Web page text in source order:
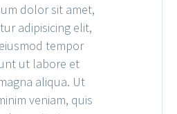
dolor sit amet,
adipisicing elit,
tempor
ut labore et
aliqua. Ut
veniam, quis